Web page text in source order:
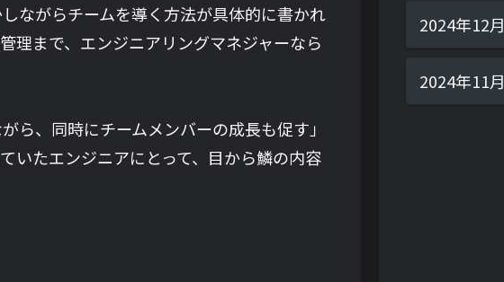
ながらチームを導く方法が具体的に書かれ
理まで、エンジニアリングマネジャーなら
ら、同時にチームメンバーの成長も促す」
いたエンジニアにとって、目から鱗の内容
2024年12月
2024年11月